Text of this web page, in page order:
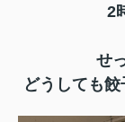
2
せ
どうしても